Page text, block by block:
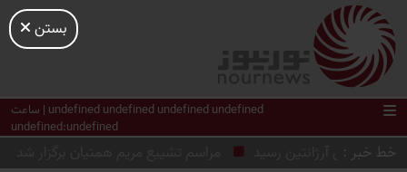
undefined undefined undefined undefined | ساعت
undefined:undefined
خط خبر مراسم تشییع مریم همتیان برگزار شد آرژانتین رسید
بستن